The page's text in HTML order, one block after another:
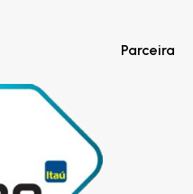
Parceira